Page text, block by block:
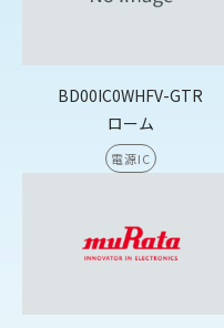
BD00IC0WHFV-GTR
ローム
電源IC